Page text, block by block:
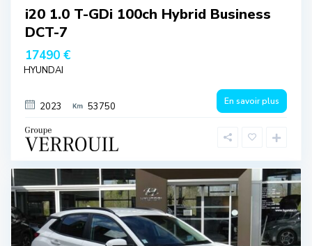
i20 1.0 T-GDi 100ch Hybrid Business
DCT-7
17490 €
HYUNDAI
2023 53750 En savoir plus